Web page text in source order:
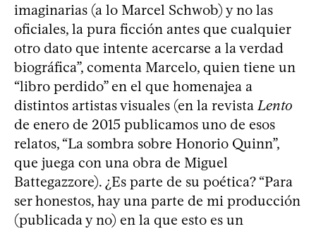
imaginarias (a lo Marcel Schwob) y no las
oficiales, la pura ficción antes que cualquier
otro dato que intente acercarse a la verdad
biográfica”, comenta Marcelo, quien tiene un
“libro perdido” en el que homenajea a
distintos artistas visuales (en la revistaLento
de enero de 2015 publicamos uno de esos
relatos, “La sombra sobre Honorio Quinn”,
que juega con una obra de Miguel
Battegazzore). ¿Es parte de su poética? “Para
ser honestos, hay una parte de mi producción
(publicada y no) en la que esto es un